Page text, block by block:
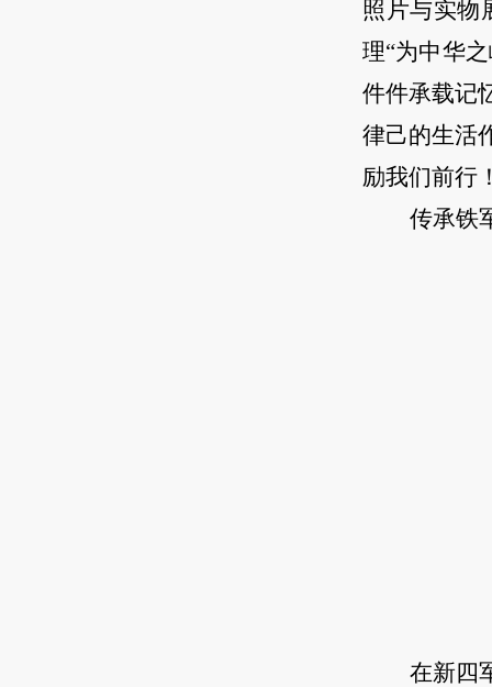
照片与实物
理“为中华
件件承载记
律己的生活
励我们前行
传承铁
在新四